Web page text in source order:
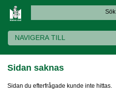
Sök
NAVIGERA TILL
Sidan saknas
Sidan du efterfrågade kunde inte hittas.